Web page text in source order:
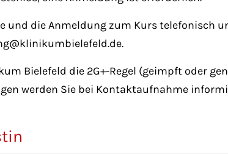
und die Anmeldung zum Kurs telefonisch
Bielefeld die 2G+-Regel (geimpft oder
werden Sie bei Kontaktaufnahme